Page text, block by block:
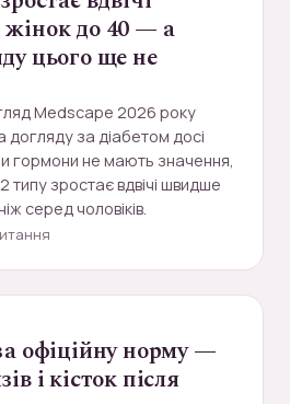
до 40 — а
цього ще не
Medscape 2026 року
за діабетом досі
гормони не мають значення,
типу зростає вдвічі швидше
серед чоловіків.
офіційну норму —
і кісток після